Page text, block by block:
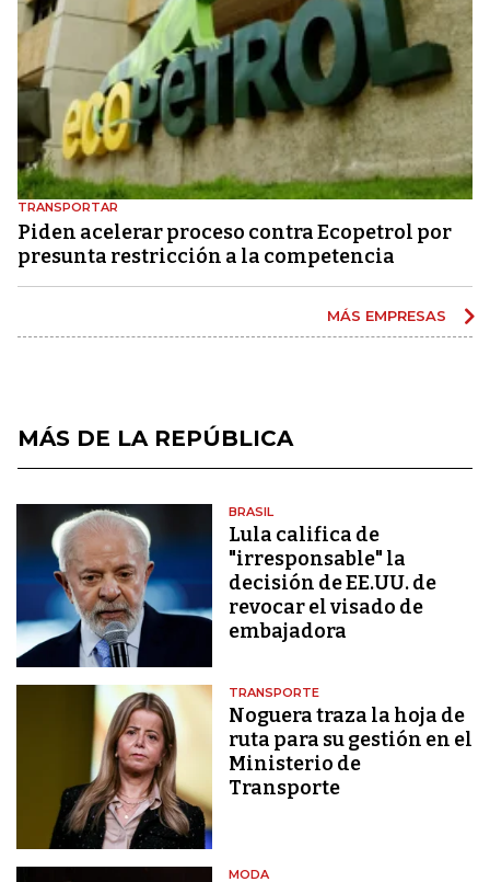
TRANSPORTAR
Piden acelerar proceso contra Ecopetrol por
presunta restricción a la competencia
MÁS EMPRESAS
MÁS DE LA REPÚBLICA
BRASIL
Lula califica de
"irresponsable" la
decisión de EE.UU. de
revocar el visado de
embajadora
TRANSPORTE
Noguera traza la hoja de
ruta para su gestión en el
Ministerio de
Transporte
MODA